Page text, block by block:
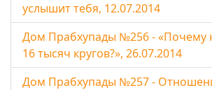
услышит тебя, 12.07.2014
Дом Прабхупады №256 - «Почему
16 тысяч кругов?», 26.07.2014
Дом Прабхупады №257 -